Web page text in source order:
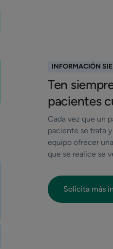
INFORMACIÓN
Ten
pacientes
Cada vez que un
paciente se trata
equipo ofrecer
que se realice se
Solicita más